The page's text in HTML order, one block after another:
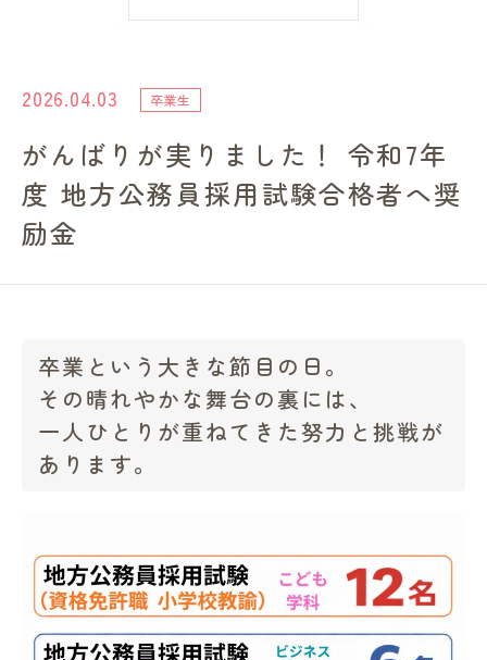
進路・就職情報
レンガ棟について
受験生のみなさまへ
高校の先生方へ
地域・一般の方へ
2026.04.03 卒業生
がんばりが実りました！ 令和7年
度 地方公務員採用試験合格者へ奨
励金
卒業という大きな節目の日。
その晴れやかな舞台の裏には、
一人ひとりが重ねてきた努力と挑戦が
あります。